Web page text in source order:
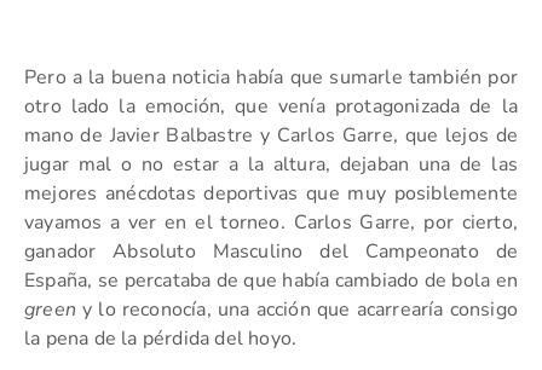
Pero a la buena noticia había que sumarle también por
otro lado la emoción, que venía protagonizada de la
mano de Javier Balbastre y Carlos Garre, que lejos de
jugar mal o no estar a la altura, dejaban una de las
mejores anécdotas deportivas que muy posiblemente
vayamos a ver en el torneo. Carlos Garre, por cierto,
ganador Absoluto Masculino del Campeonato de
España, se percataba de que había cambiado de bola en
green y lo reconocía, una acción que acarrearía consigo
la pena de la pérdida del hoyo.